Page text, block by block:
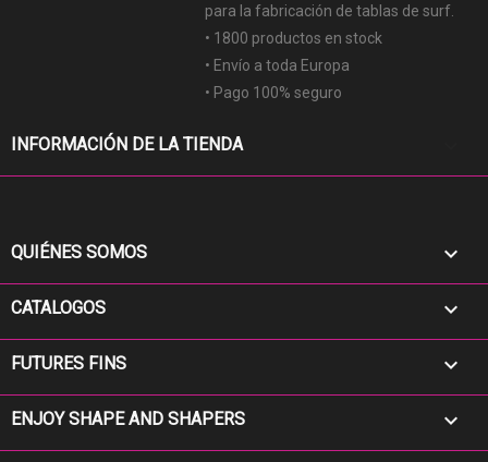
para la fabricación de tablas de surf.
• 1800 productos en stock
• Envío a toda Europa
• Pago 100% seguro
INFORMACIÓN DE LA TIENDA
QUIÉNES SOMOS 
CATALOGOS 
FUTURES FINS 
ENJOY SHAPE AND SHAPERS 